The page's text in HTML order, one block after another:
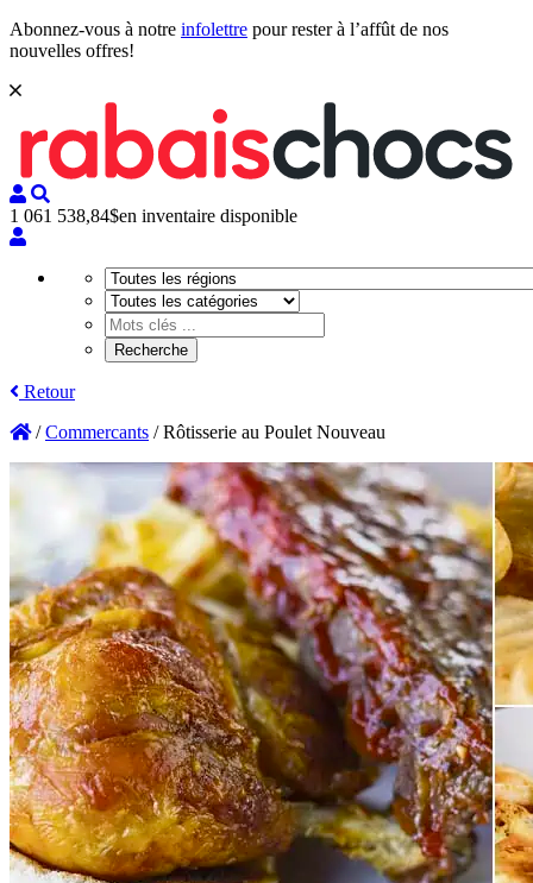
Abonnez-vous à notre infolettre pour rester à l’affût de nos
nouvelles offres!
1 061 538,84$en inventaire disponible
Retour
/Commercants /Rôtisserie au Poulet Nouveau